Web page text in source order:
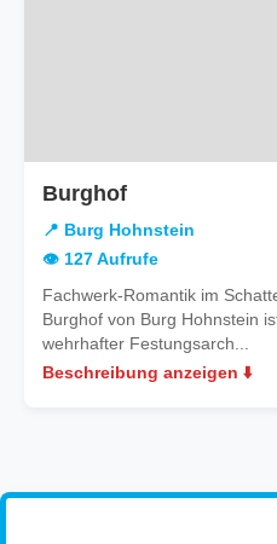
Burghofin
Burg
📍 Burg Hohnstein
👁️ 127 Aufrufe
Fachwerk-Romantik im
Burghof von Burg Hohnstein
wehrhafter Festungsarch...
Beschreibung anzeigen ⬇️